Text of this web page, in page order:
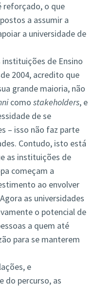
reforçado, o que
a assumir a
a universidade de
de Ensino
2004, acredito que
grande maioria, não
como stakeholders, e
de se
– isso não faz parte
Contudo, isto está
as instituições de
começam a
ao envolver
as universidades
o potencial de
a quem até
para se manterem
e
do percurso, as